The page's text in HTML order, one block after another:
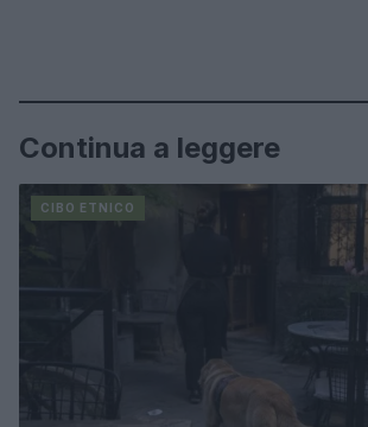
Continua a leggere
CIBO ETNICO